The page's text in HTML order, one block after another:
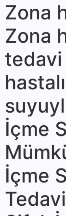
Zona
Zona
tedavi
İçme
İçme